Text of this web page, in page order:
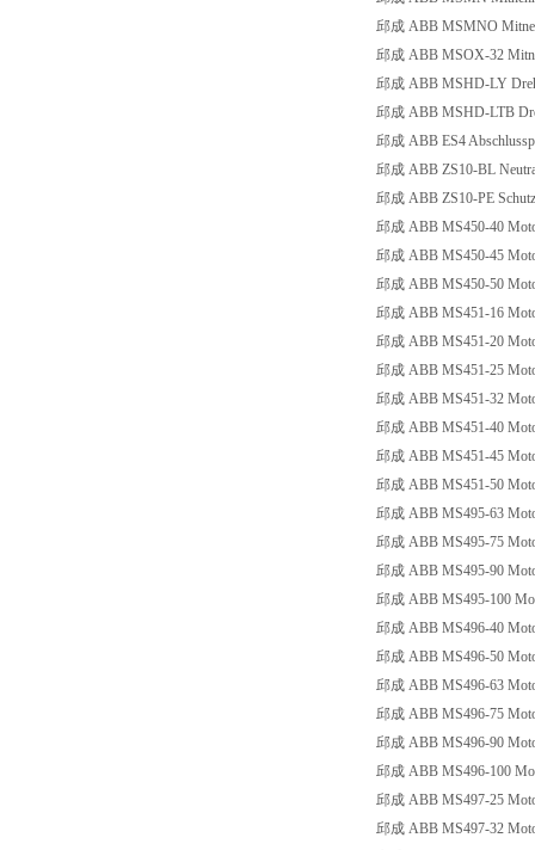
邱成 ABB MSMNO
邱成 ABB MSOX-32
邱成 ABB MSHD-LY
邱成 ABB MSHD-LTB
邱成 ABB ES4
邱成 ABB ZS10-BL
邱成 ABB ZS10-PE
邱成 ABB MS450-40
邱成 ABB MS450-45
邱成 ABB MS450-50
邱成 ABB MS451-16
邱成 ABB MS451-20
邱成 ABB MS451-25
邱成 ABB MS451-32
邱成 ABB MS451-40
邱成 ABB MS451-45
邱成 ABB MS451-50
邱成 ABB MS495-63
邱成 ABB MS495-75
邱成 ABB MS495-90
邱成 ABB MS495-100
邱成 ABB MS496-40
邱成 ABB MS496-50
邱成 ABB MS496-63
邱成 ABB MS496-75
邱成 ABB MS496-90
邱成 ABB MS496-100
邱成 ABB MS497-25
邱成 ABB MS497-32